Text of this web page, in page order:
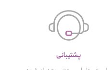
پشتیبانی